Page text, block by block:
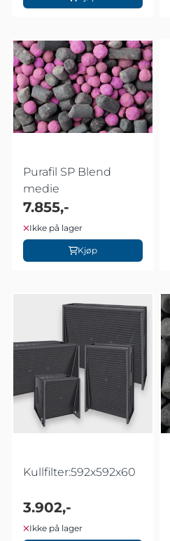
Purafil SP Blend
medie
7.855,-
Ikke på lager
Kjøp
Kullfilter:592x592x60
3.902,-
Ikke på lager